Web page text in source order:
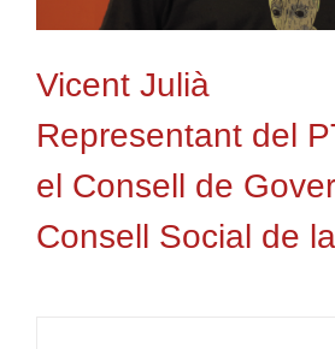
Vicent Julià
Representant del
el Consell de
Consell Social de